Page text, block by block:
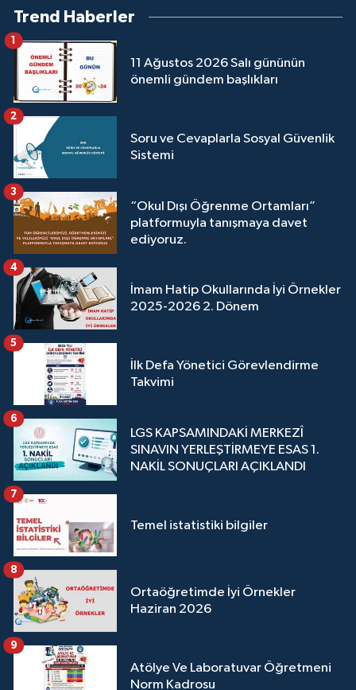
Trend Haberler
11 Ağustos 2026 Salı gününün
önemli gündem başlıkları
1
Soru ve Cevaplarla Sosyal Güvenlik
Sistemi
2
“Okul Dışı Öğrenme Ortamları”
platformuyla tanışmaya davet
ediyoruz.
3
İmam Hatip Okullarında İyi Örnekler
2025-2026 2. Dönem
4
İlk Defa Yönetici Görevlendirme
Takvimi
5
LGS KAPSAMINDAKİ MERKEZÎ
SINAVIN YERLEŞTİRMEYE ESAS 1.
NAKİL SONUÇLARI AÇIKLANDI
6
Temel istatistiki bilgiler
7
Ortaöğretimde İyi Örnekler
Haziran 2026
8
Atölye Ve Laboratuvar Öğretmeni
Norm Kadrosu
9